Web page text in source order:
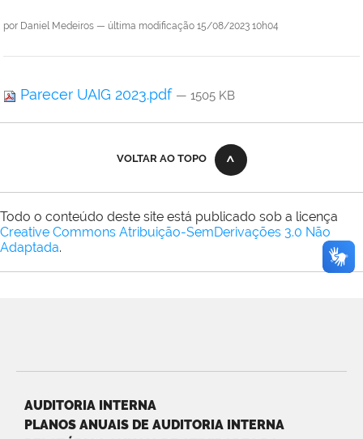
por Daniel Medeiros — última modificação 15/08/2023 10h04
Parecer UAIG 2023.pdf — 1505 KB
VOLTAR AO TOPO
Todo o conteúdo deste site está publicado sob a licença
Creative Commons Atribuição-SemDerivações 3.0 Não
Adaptada.
AUDITORIA INTERNA
PLANOS ANUAIS DE AUDITORIA INTERNA